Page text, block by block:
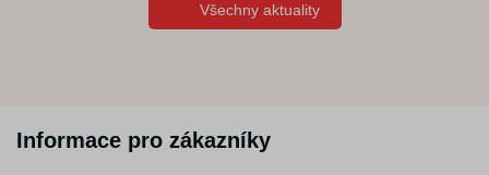
Všechny aktuality
Informace pro zákazníky